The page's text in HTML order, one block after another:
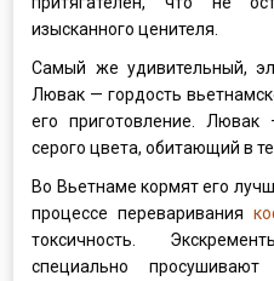
изысканного ценителя.
Самый же удивительный,
Лювак — гордость
его приготовление.
серого цвета, обитающий в
Во Вьетнаме кормят его
процессе переваривания
токсичность.
специально